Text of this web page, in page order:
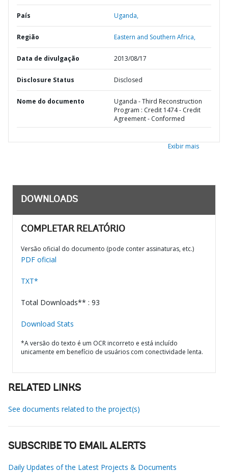
País Uganda,
Região Eastern and Southern Africa,
Data de divulgação 2013/08/17
Disclosure Status Disclosed
Nome do documento
Uganda - Third Reconstruction
Program : Credit 1474 - Credit
Agreement - Conformed
Exibir mais
DOWNLOADS
COMPLETAR RELATÓRIO
Versão oficial do documento (pode conter assinaturas, etc.)
PDF oficial
TXT*
Total Downloads** : 93
Download Stats
*A versão do texto é um OCR incorreto e está incluído
unicamente em benefício de usuários com conectividade lenta.
RELATED LINKS
See documents related to the project(s)
SUBSCRIBE TO EMAIL ALERTS
Daily Updates of the Latest Projects & Documents